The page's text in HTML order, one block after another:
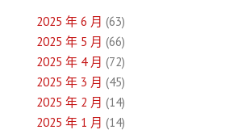
覽2025 年 6 月 (63)
2025 年 5 月 (66)
2025 年 4 月 (72)
2025 年 3 月 (45)
2025 年 2 月 (14)
2025 年 1 月 (14)